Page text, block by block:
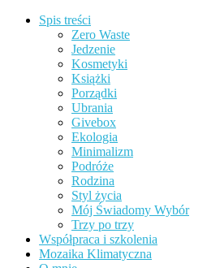
Spis treści
Zero Waste
Jedzenie
Kosmetyki
Książki
Porządki
Ubrania
Givebox
Ekologia
Minimalizm
Podróże
Rodzina
Styl życia
Mój Świadomy Wybór
Trzy po trzy
Współpraca i szkolenia
Mozaika Klimatyczna